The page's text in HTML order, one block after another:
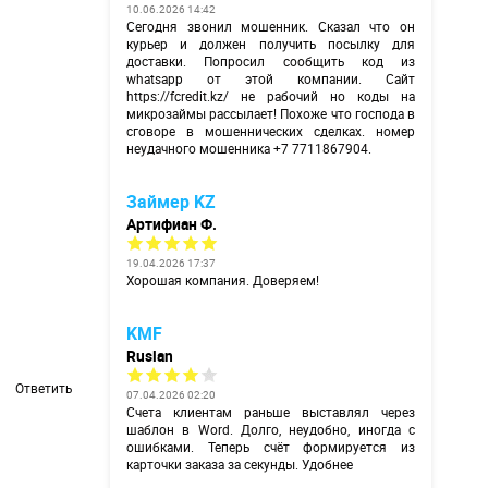
10.06.2026 14:42
Сегодня звонил мошенник. Сказал что он
курьер и должен получить посылку для
доставки. Попросил сообщить код из
whatsapp от этой компании. Сайт
https://fcredit.kz/ не рабочий но коды на
микрозаймы рассылает! Похоже что господа в
сговоре в мошеннических сделках. номер
неудачного мошенника +7 7711867904.
Займер KZ
Артифиан Ф.
19.04.2026 17:37
Хорошая компания. Доверяем!
KMF
Ruslan
07.04.2026 02:20
Счета клиентам раньше выставлял через
шаблон в Word. Долго, неудобно, иногда с
ошибками. Теперь счёт формируется из
карточки заказа за секунды. Удобнее
Ответить